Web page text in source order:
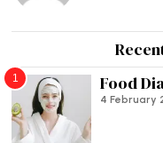
1 Food
4 February